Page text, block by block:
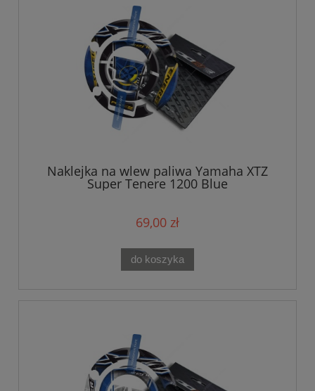
Naklejka na wlew paliwa Yamaha XTZ
Super Tenere 1200 Blue
69,00 zł
do koszyka